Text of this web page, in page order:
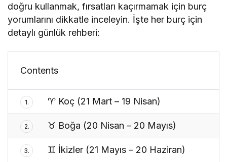
doğru kullanmak, fırsatları kaçırmamak için burç
yorumlarını dikkatle inceleyin. İşte her burç için
detaylı günlük rehberi:
Contents
1. ♈ Koç (21 Mart – 19 Nisan)
2. ♉ Boğa (20 Nisan – 20 Mayıs)
3. ♊ İkizler (21 Mayıs – 20 Haziran)